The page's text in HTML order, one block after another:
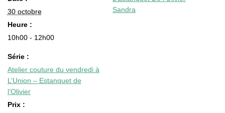
30 octobre
Heure :
10h00 - 12h00
Série :
Atelier couture du vendredi à
L’Union – Estanquet de
l’Olivier
Prix :
Sandra